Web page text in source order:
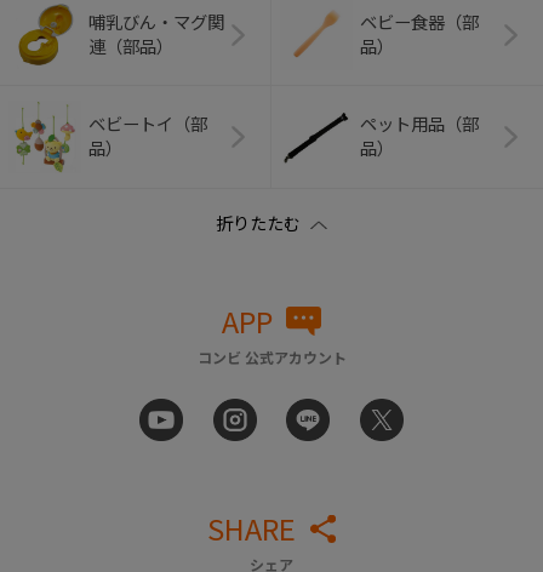
哺乳びん・マグ関
連（部品）
ベビー食器（部
品）
ベビートイ（部
品）
ペット用品（部
品）
APP
コンビ 公式アカウント
SHARE
シェア